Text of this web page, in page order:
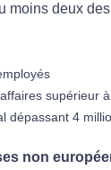
moins deux
supérieur
dépassant 4
non